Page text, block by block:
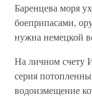
Баренцева моря
боеприпасами,
нужна немецкой
На личном счету
серия
водоизмещение